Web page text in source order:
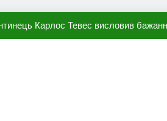
Карлос Тевес висловив